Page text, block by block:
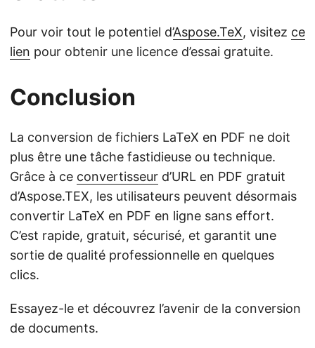
Pour voir tout le potentiel d’Aspose.TeX, visitez ce
lien pour obtenir une licence d’essai gratuite.
Conclusion
La conversion de fichiers LaTeX en PDF ne doit
plus être une tâche fastidieuse ou technique.
Grâce à ce convertisseur d’URL en PDF gratuit
d’Aspose.TEX, les utilisateurs peuvent désormais
convertir LaTeX en PDF en ligne sans effort.
C’est rapide, gratuit, sécurisé, et garantit une
sortie de qualité professionnelle en quelques
clics.
Essayez-le et découvrez l’avenir de la conversion
de documents.